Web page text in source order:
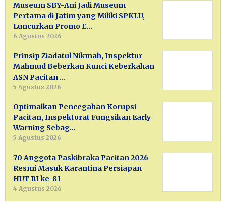
Museum SBY-Ani Jadi Museum
Pertama di Jatim yang Miliki SPKLU,
Luncurkan Promo E…
6 Agustus 2026
Prinsip Ziadatul Nikmah, Inspektur
Mahmud Beberkan Kunci Keberkahan
ASN Pacitan …
5 Agustus 2026
Optimalkan Pencegahan Korupsi
Pacitan, Inspektorat Fungsikan Early
Warning Sebag…
5 Agustus 2026
70 Anggota Paskibraka Pacitan 2026
Resmi Masuk Karantina Persiapan
HUT RI ke-81
4 Agustus 2026